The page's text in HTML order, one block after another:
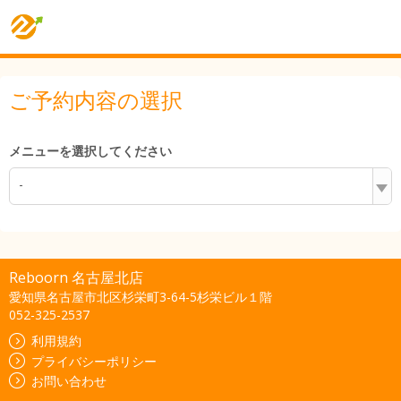
ご予約内容の選択
メニューを選択してください
-
Reboorn 名古屋北店
愛知県名古屋市北区杉栄町3-64-5杉栄ビル１階
052-325-2537
利用規約
プライバシーポリシー
お問い合わせ